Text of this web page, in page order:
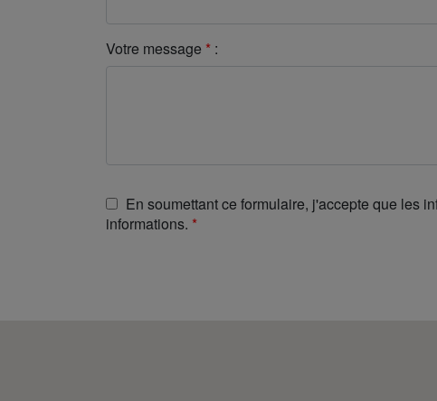
Votre message * :
En soumettant ce formulaire, j'accepte que les
informations. *